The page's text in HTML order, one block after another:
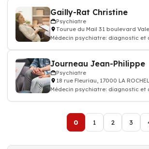
Gailly-Rat Christine
Psychiatre
Tourue du Mail 31 boulevard
Médecin psychiatre: diagnostic
Journeau Jean-Philippe
Psychiatre
18 rue Fleuriau, 17000 LA
Médecin psychiatre: diagnostic
0 1 2 3